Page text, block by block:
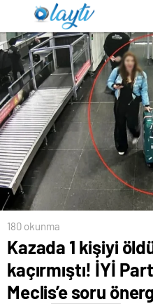
Meclis’e soru önergesi
180 okunma
Kazada 1 kişiyi
kaçırmıştı! İYİ
Meclis’e soru